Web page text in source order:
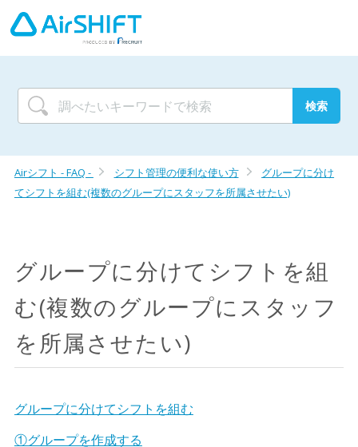
Airシフト - FAQ - シフト管理の便利な使い方
グループに分け
てシフトを組む(複数のグループにスタッフを所属させたい)
グループに分けてシフトを組
む(複数のグループにスタッフ
を所属させたい)
グループに分けてシフトを組む
①グループを作成する